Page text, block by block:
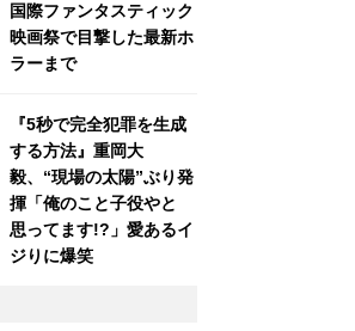
国際ファンタスティック
映画祭で目撃した最新ホ
ラーまで
『5秒で完全犯罪を生成
する方法』重岡大
毅、“現場の太陽”ぶり発
揮「俺のこと子役やと
思ってます!?」愛あるイ
ジりに爆笑